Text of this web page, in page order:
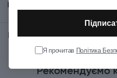
Країна походження:Франція.
Колір ковпачка
Показати всі
Відгуки: ★ 0 (0)
Рекомендуємо
Я прочитав Політика